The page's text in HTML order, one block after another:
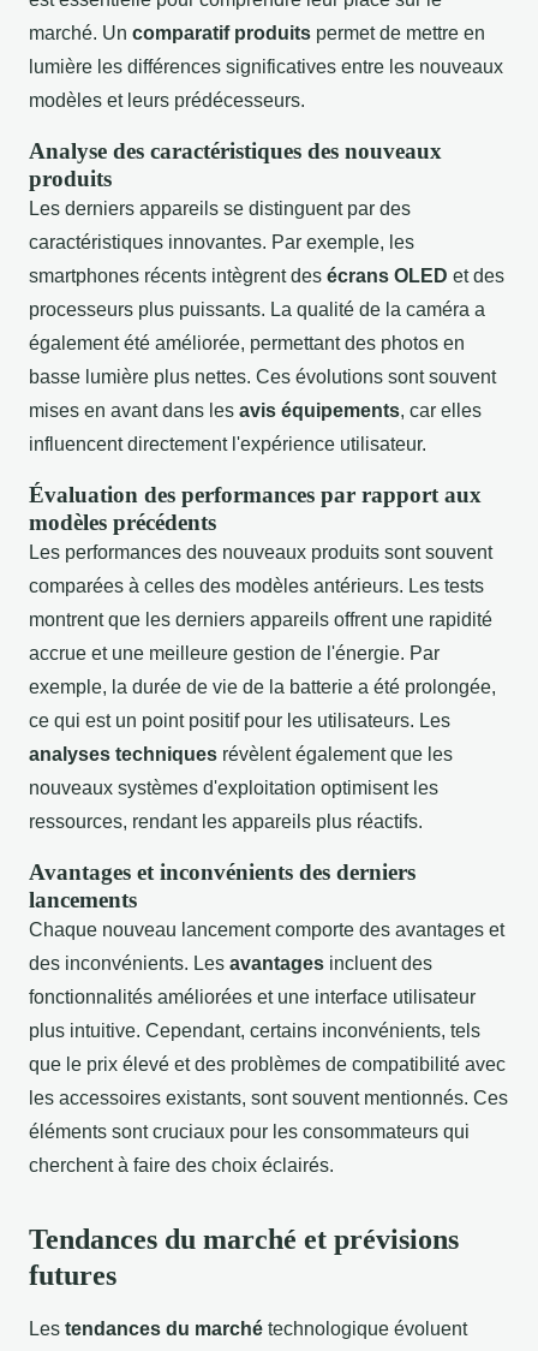
marché. Un comparatif produits permet de mettre en
lumière les différences significatives entre les nouveaux
modèles et leurs prédécesseurs.
Analyse des caractéristiques des nouveaux
produits
Les derniers appareils se distinguent par des
caractéristiques innovantes. Par exemple, les
smartphones récents intègrent des écrans OLED et des
processeurs plus puissants. La qualité de la caméra a
également été améliorée, permettant des photos en
basse lumière plus nettes. Ces évolutions sont souvent
mises en avant dans les avis équipements, car elles
influencent directement l'expérience utilisateur.
Évaluation des performances par rapport aux
modèles précédents
Les performances des nouveaux produits sont souvent
comparées à celles des modèles antérieurs. Les tests
montrent que les derniers appareils offrent une rapidité
accrue et une meilleure gestion de l'énergie. Par
exemple, la durée de vie de la batterie a été prolongée,
ce qui est un point positif pour les utilisateurs. Les
analyses techniques révèlent également que les
nouveaux systèmes d'exploitation optimisent les
ressources, rendant les appareils plus réactifs.
Avantages et inconvénients des derniers
lancements
Chaque nouveau lancement comporte des avantages et
des inconvénients. Les avantages incluent des
fonctionnalités améliorées et une interface utilisateur
plus intuitive. Cependant, certains inconvénients, tels
que le prix élevé et des problèmes de compatibilité avec
les accessoires existants, sont souvent mentionnés. Ces
éléments sont cruciaux pour les consommateurs qui
cherchent à faire des choix éclairés.
Tendances du marché et prévisions
futures
Les tendances du marché technologique évoluent